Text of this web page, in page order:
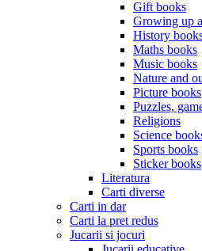
Gift books
Growing up
History
Maths books
Music books
Nature and
Picture books
Puzzles,
Religions
Science
Sports books
Sticker books
Literatura
Carti diverse
Carti in dar
Carti la pret redus
Jucarii si jocuri